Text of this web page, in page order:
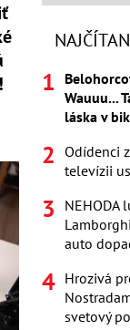
Wauuu...
láska v
Odídenci
televízii
NEHODA
auto
Hrozivá
svetový